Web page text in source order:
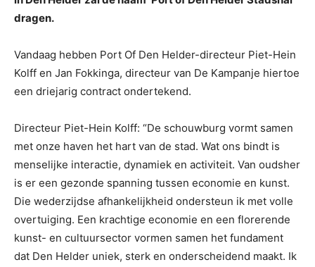
dragen.
Vandaag hebben Port Of Den Helder-directeur Piet-Hein
Kolff en Jan Fokkinga, directeur van De Kampanje hiertoe
een driejarig contract ondertekend.
Directeur Piet-Hein Kolff: “De schouwburg vormt samen
met onze haven het hart van de stad. Wat ons bindt is
menselijke interactie, dynamiek en activiteit. Van oudsher
is er een gezonde spanning tussen economie en kunst.
Die wederzijdse afhankelijkheid ondersteun ik met volle
overtuiging. Een krachtige economie en een florerende
kunst- en cultuursector vormen samen het fundament
dat Den Helder uniek, sterk en onderscheidend maakt. Ik